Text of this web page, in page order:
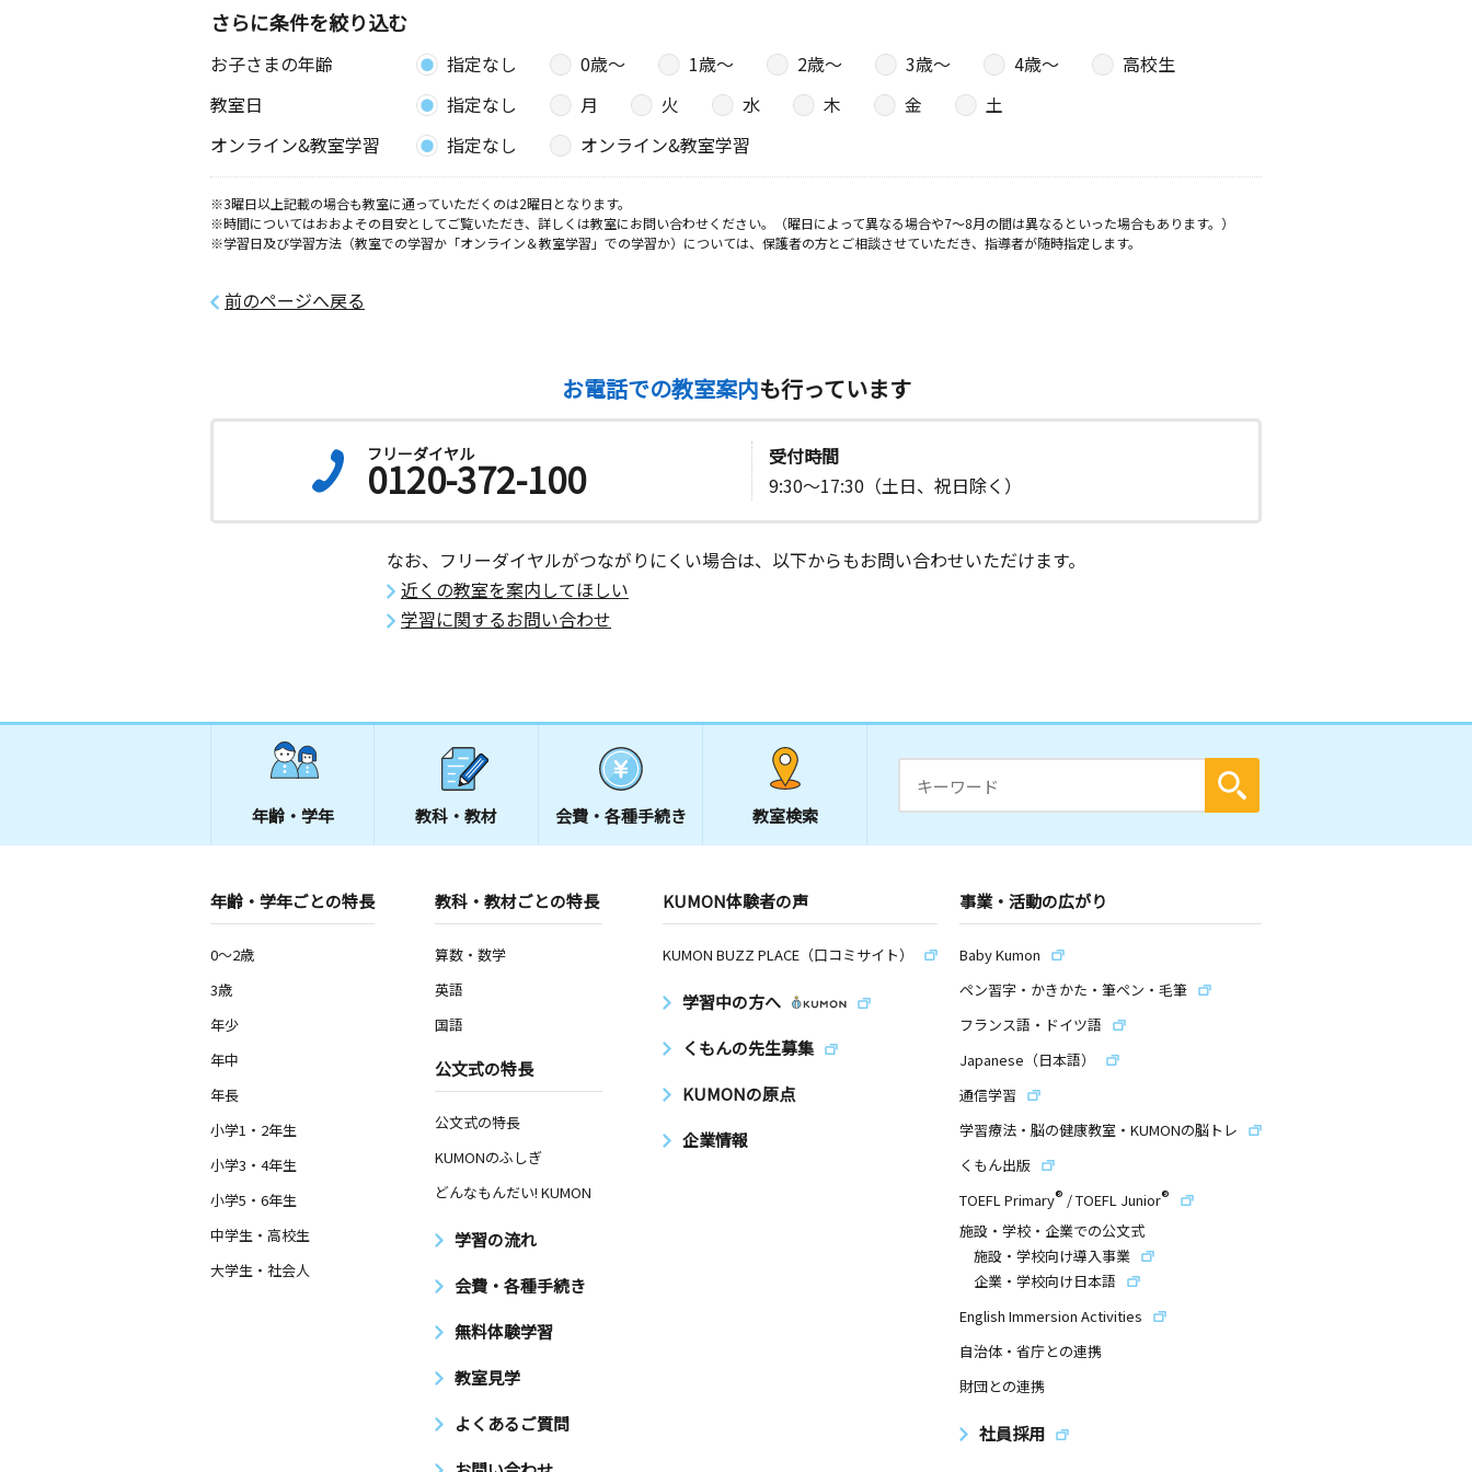
さらに条件を絞り込む
お子さまの年齢 指定なし 0歳〜 1歳〜 2歳〜 3歳〜 4歳〜
高校生
教室日
指定なし 月 火 水 木 金
土
オンライン&教室学習
指定なし オンライン&教室学習
※3曜日以上記載の場合も教室に通っていただくのは2曜日となります。
※時間についてはおおよその目安としてご覧いただき、詳しくは教室にお問い合わせください。（曜日によって異なる場合や7～8月の間は異なるといった場合もあります。）
※学習日及び学習方法（教室での学習か「オンライン＆教室学習」での学習か）については、保護者の方とご相談させていただき、指導者が随時指定します。
前のページへ戻る
お電話での教室案内も行っています
フリーダイヤル
0120-372-100
受付時間
9:30～17:30（土日、祝日除く）
なお、フリーダイヤルがつながりにくい場合は、以下からもお問い合わせいただけます。
近くの教室を案内してほしい
学習に関するお問い合わせ
年齢・学年 教科・教材 会費・ 各種手続き 教室検索
年齢・学年ごとの特長
0～2歳
3歳
年少
年中
年長
小学1・2年生
小学3・4年生
小学5・6年生
中学生・高校生
大学生・社会人
教科・教材ごとの特長
算数・数学
英語
国語
公文式の特長
公文式の特長
KUMONのふしぎ
どんなもんだい! KUMON
学習の流れ
会費・各種手続き
無料体験学習
教室見学
よくあるご質問
KUMON体験者の声
KUMON BUZZ PLACE（口コミサイト）
学習中の方へ
くもんの先生募集
KUMONの原点
企業情報
事業・活動の広がり
Baby Kumon
ペン習字・かきかた・筆ペン・毛筆
フランス語・ドイツ語
Japanese（日本語）
通信学習
学習療法・脳の健康教室・KUMONの脳トレ
くもん出版
TOEFL Primary® /TOEFL Junior®
施設・学校・企業での公文式
施設・学校向け導入事業
企業・学校向け日本語
English Immersion Activities
自治体・省庁との連携
財団との連携
社員採用